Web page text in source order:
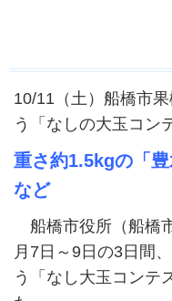
10/11（土）船橋市
う「なしの大玉コン
重さ約1.5kgの「豊
など
船橋市役所（船橋
月7日～9日の3日間
う「なし大玉コンテ